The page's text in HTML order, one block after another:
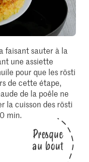
faisant sauter à la
une assiette
pour que les rösti
de cette étape,
de la poêle ne
la cuisson des rösti
min.
Presque
au bout